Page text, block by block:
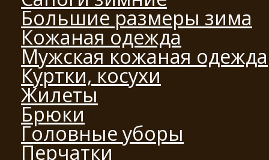
Большие размеры зима
Кожаная одежда
Мужская кожаная одежда
Куртки, косухи
Жилеты
Брюки
Головные уборы
Перчатки